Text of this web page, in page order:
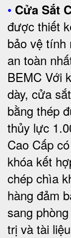
• Cửa Sắt
được thiết
bảo vệ tính
an toàn
BEMC Với
dày, cửa
bằng thép
thủy lực
Cao Cấp có
khóa kết
chép chìa
hàng đảm
sang
trị và tài